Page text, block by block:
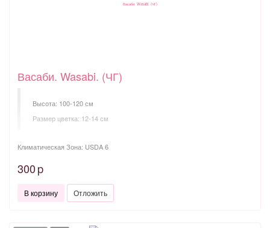
Васаби. Wasabi. (ЧГ)
Высота: 100-120 см
Размер цветка: 12-14 см
Климатическая Зона: USDA 6
300 p
В корзину Отложить